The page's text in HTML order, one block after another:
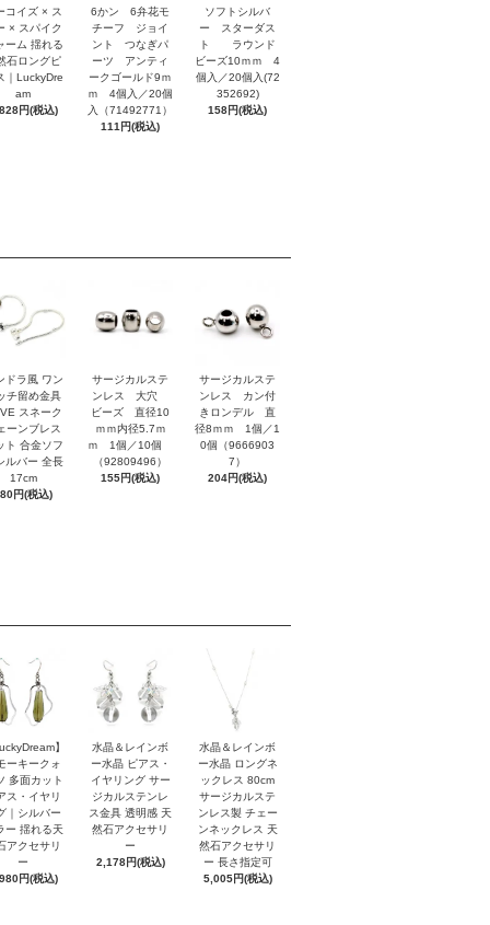
コイズ × ス
× スパイク
ーム 揺れる
石ロングピ
｜LuckyDre
am
円(税込)
6かン 6弁花モ
チーフ ジョイ
ント つなぎパ
ーツ アンティ
ークゴールド9ｍ
ｍ 4個入／20個
入（71492771）
111円(税込)
ソフトシルバ
ー スターダス
ト ラウンド
ビーズ10ｍｍ 4
個入／20個入(72
352692)
158円(税込)
ドラ風 ワン
チ留め金具
スネーク
ーンブレス
ト 合金ソフ
ルバー 全長
17cm
円(税込)
サージカルステ
ンレス 大穴
ビーズ 直径10
ｍｍ内径5.7ｍ
ｍ 1個／10個
（92809496）
155円(税込)
サージカルステ
ンレス カン付
きロンデル 直
径8ｍｍ 1個／1
0個（9666903
7）
204円(税込)
】
ーキークォ
多面カット
ス・イヤリ
｜シルバー
ー 揺れる天
アクセサリ
ー
円(税込)
水晶＆レインボ
ー水晶 ピアス・
イヤリング サー
ジカルステンレ
ス金具 透明感 天
然石アクセサリ
ー
2,178円(税込)
水晶＆レインボ
ー水晶 ロングネ
ックレス 80cm
サージカルステ
ンレス製 チェー
ンネックレス 天
然石アクセサリ
ー 長さ指定可
5,005円(税込)